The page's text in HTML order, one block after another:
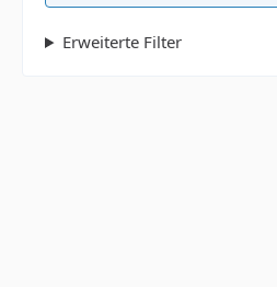
Erweiterte Filter